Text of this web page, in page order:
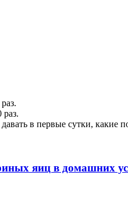
раз.
в первые сутки,
яиц в домашних